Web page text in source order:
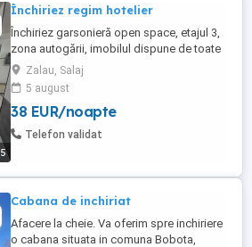
5
Închiriez regim hotelier
Închiriez garsonieră open space, etajul 3,
zona autogării, imobilul dispune de toate
cele necesare
Zalau, Salaj
5 august
38 EUR/noapte
Telefon validat
Cabana de inchiriat
Afacere la cheie. Va oferim spre inchiriere
o cabana situata in comuna Bobota,